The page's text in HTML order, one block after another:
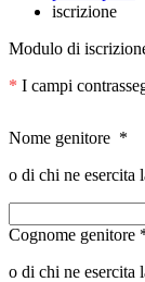
iscrizione
Modulo di
* I campi
Nome genitore *
o di chi ne esercita
Cognome genitore
o di chi ne esercita